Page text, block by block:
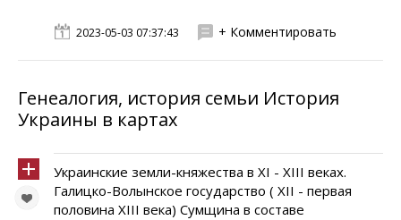
2023-05-03 07:37:43 + Комментировать
Генеалогия, история семьи История
Украины в картах
Украинские земли-княжества в XI - XIII веках.
Галицко-Волынское государство ( XII - первая
половина XIII века) Сумщина в составе